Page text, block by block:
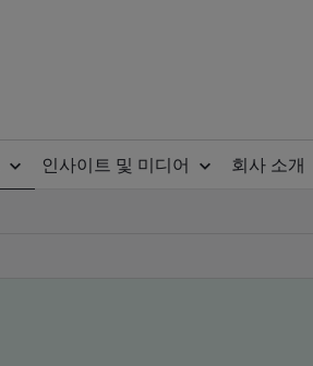
인사이트 및 미디어
회사 소개